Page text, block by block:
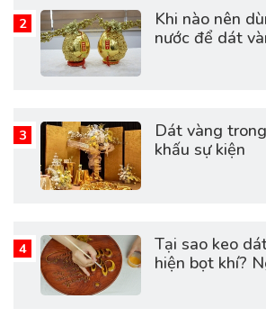
Khi nào nên
nước để dát
Dát vàng
khấu sự kiện
Tại sao keo
hiện bọt khí?